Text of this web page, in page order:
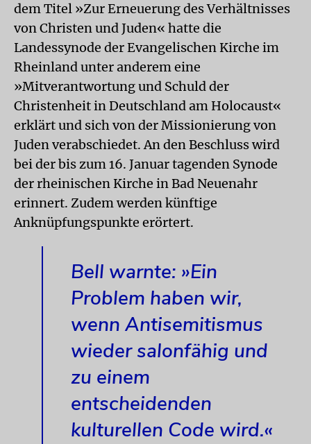
dem Titel »Zur Erneuerung des Verhältnisses
von Christen und Juden« hatte die
Landessynode der Evangelischen Kirche im
Rheinland unter anderem eine
»Mitverantwortung und Schuld der
Christenheit in Deutschland am Holocaust«
erklärt und sich von der Missionierung von
Juden verabschiedet. An den Beschluss wird
bei der bis zum 16. Januar tagenden Synode
der rheinischen Kirche in Bad Neuenahr
erinnert. Zudem werden künftige
Anknüpfungspunkte erörtert.
Bell warnte: »Ein
Problem haben wir,
wenn Antisemitismus
wieder salonfähig und
zu einem
entscheidenden
kulturellen Code wird.«